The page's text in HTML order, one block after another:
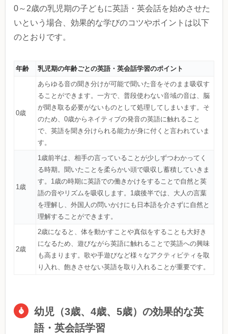
0～2歳の乳児期の子どもに英語・英会話を始めさせた
いという場合、効果的な学びのコツやポイントは以下
のとおりです。
年齢 乳児期の年齢ごとの英語・英会話学習のポイント
0歳
あらゆる音の聞き分けが可能で聞いた音をそのまま吸収す
ることができます。一方で、普段使わない音域の音は、脳
が聞き取る必要がないものとして処理してしまいます。そ
のため、0歳からネイティブの発音の英語に触れること
で、英語を聞き分けられる能力が身に付くと言われていま
す。
1歳
1歳前半は、相手の言っていることが少しずつわかってく
る時期。聞いたことを柔らかい頭で吸収し蓄積していきま
す。1歳の時期に英語での働きかけをすることで自然と英
語の音やリズムを吸収します。1歳後半では、大人の言葉
を理解し、外国人の問いかけにも日本語を介さずに自然と
理解することができます。
2歳
2歳になると、体を動かすことや真似をすることも大好き
になるため、遊びながら英語に触れることで英語への興味
も高まります。歌や手遊びなど様々なアクティビティを取
り入れ、飽きさせない英語を取り入れることが重要です。
幼児（3歳、4歳、5歳）の効果的な英
語・英会話学習